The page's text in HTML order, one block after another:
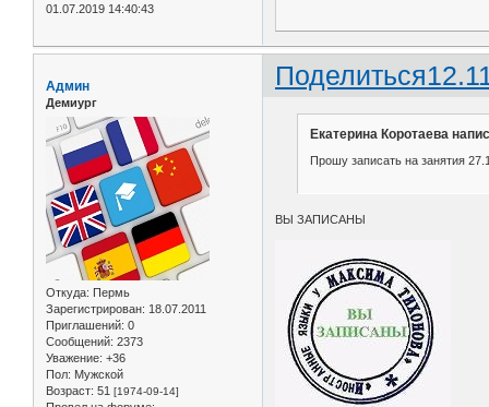
01.07.2019 14:40:43
Поделиться
Админ
Демиург
Откуда: Пермь
Зарегистрирован: 18.07.2011
Приглашений: 0
Сообщений: 2373
Уважение: +36
Пол: Мужской
Возраст: 51 [1974-09-14]
Екатерина Коротаева
Прошу записать на занятия
ВЫ ЗАПИСАНЫ